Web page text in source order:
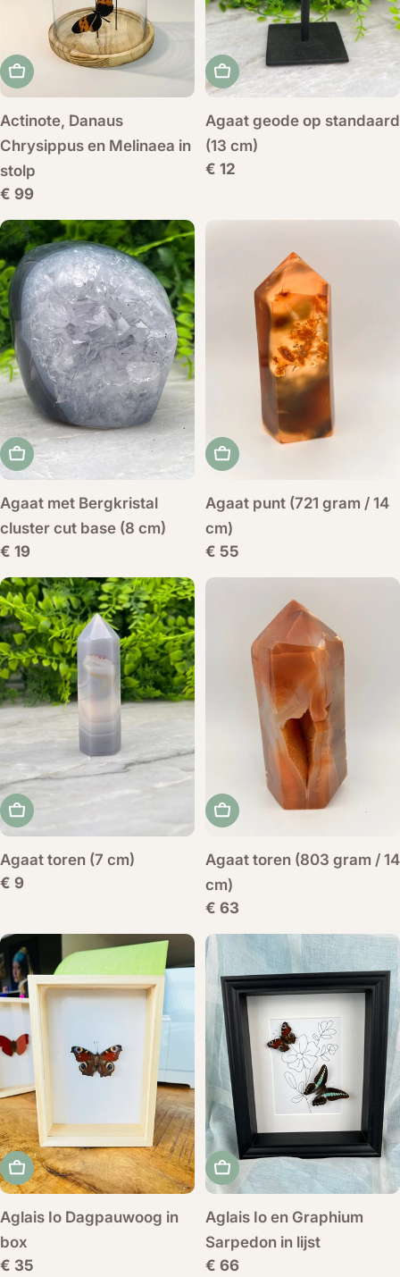
Voeg toe aan winkelwagen
Actinote, Danaus
Chrysippus en Melinaea in
stolp
Normale
prijs
€ 99
Voeg toe aan
Agaat geode op standaard
(13 cm)
Normale
€ 12
Voeg toe aan winkelwagen
Agaat met Bergkristal
cluster cut base (8 cm)
Normale
prijs
€ 19
Voeg toe aan
Agaat punt (721 gram / 14
cm)
Normale
prijs
€ 55
Voeg toe aan winkelwagen
Agaat toren (7 cm)
Normale
€ 9
Voeg toe aan
Agaat toren (803 gram / 14
cm)
Normale
prijs
€ 63
Voeg toe aan winkelwagen
Aglais Io Dagpauwoog in
box
Normale
€ 35
Voeg toe aan
Aglais Io en Graphium
Sarpedon in lijst
Normale
€ 66